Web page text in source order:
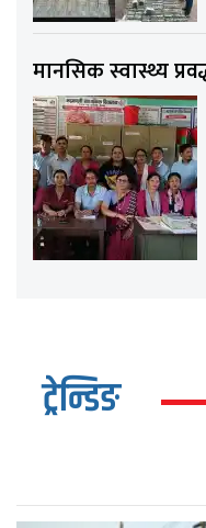
मानसिक स्वास्थ्य
ट्रेन्डिङ